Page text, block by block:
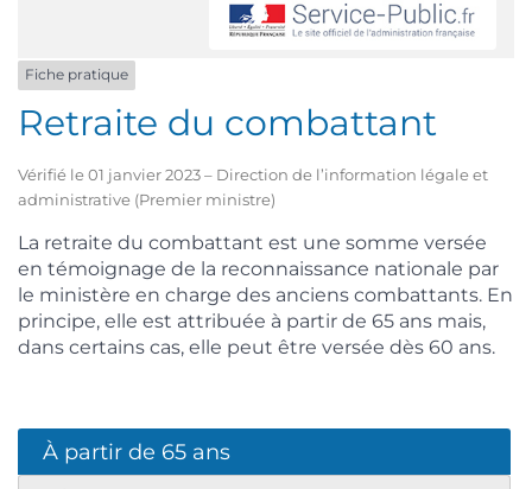
Fiche pratique
Retraite du combattant
Vérifié le 01 janvier 2023 – Direction de l’information légale et
administrative (Premier ministre)
La retraite du combattant est une somme versée
en témoignage de la reconnaissance nationale par
le ministère en charge des anciens combattants. En
principe, elle est attribuée à partir de 65 ans mais,
dans certains cas, elle peut être versée dès 60 ans.
À partir de 65 ans